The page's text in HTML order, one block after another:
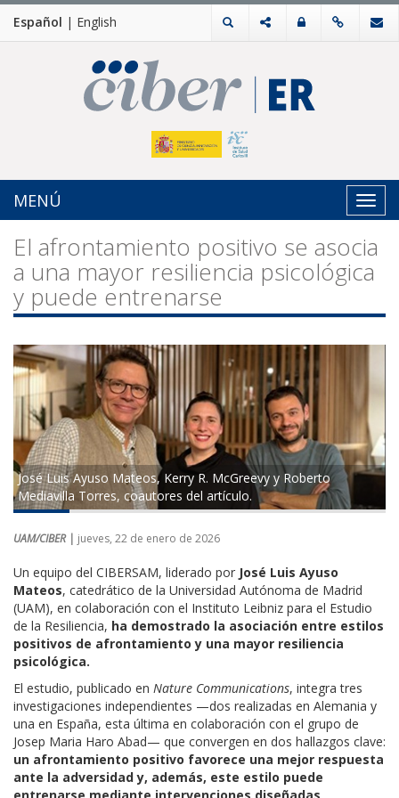
Español | English
MENÚ
El afrontamiento positivo se asocia
a una mayor resiliencia psicológica
y puede entrenarse
José Luis Ayuso Mateos, Kerry R. McGreevy y Roberto
Mediavilla Torres, coautores del artículo.
UAM/CIBER | jueves, 22 de enero de 2026
Un equipo del CIBERSAM, liderado por José Luis Ayuso
Mateos, catedrático de la Universidad Autónoma de Madrid
(UAM), en colaboración con el Instituto Leibniz para el Estudio
de la Resiliencia, ha demostrado la asociación entre estilos
positivos de afrontamiento y una mayor resiliencia
psicológica.
El estudio, publicado en Nature Communications, integra tres
investigaciones independientes —dos realizadas en Alemania y
una en España, esta última en colaboración con el grupo de
Josep Maria Haro Abad— que convergen en dos hallazgos clave:
un afrontamiento positivo favorece una mejor respuesta
ante la adversidad y, además, este estilo puede